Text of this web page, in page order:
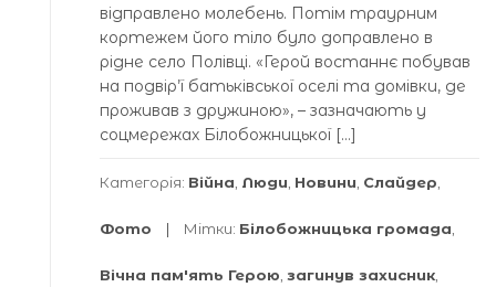
відправлено молебень. Потім траурним
кортежем його тіло було доправлено в
рідне село Полівці. «Герой востаннє побував
на подвір’ї батьківської оселі та домівки, де
проживав з дружиною», – зазначають у
соцмережах Білобожницької […]
Категорія: Війна Люди Новини Слайдер
Фото Мітки: Білобожницька громада
Вічна пам'ять Герою загинув захисник